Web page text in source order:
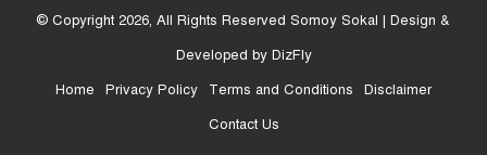
© Copyright 2026, All Rights Reserved Somoy Sokal | Design &
Developed by DizFly
Home
Privacy Policy Terms and Conditions
Disclaimer
Contact Us